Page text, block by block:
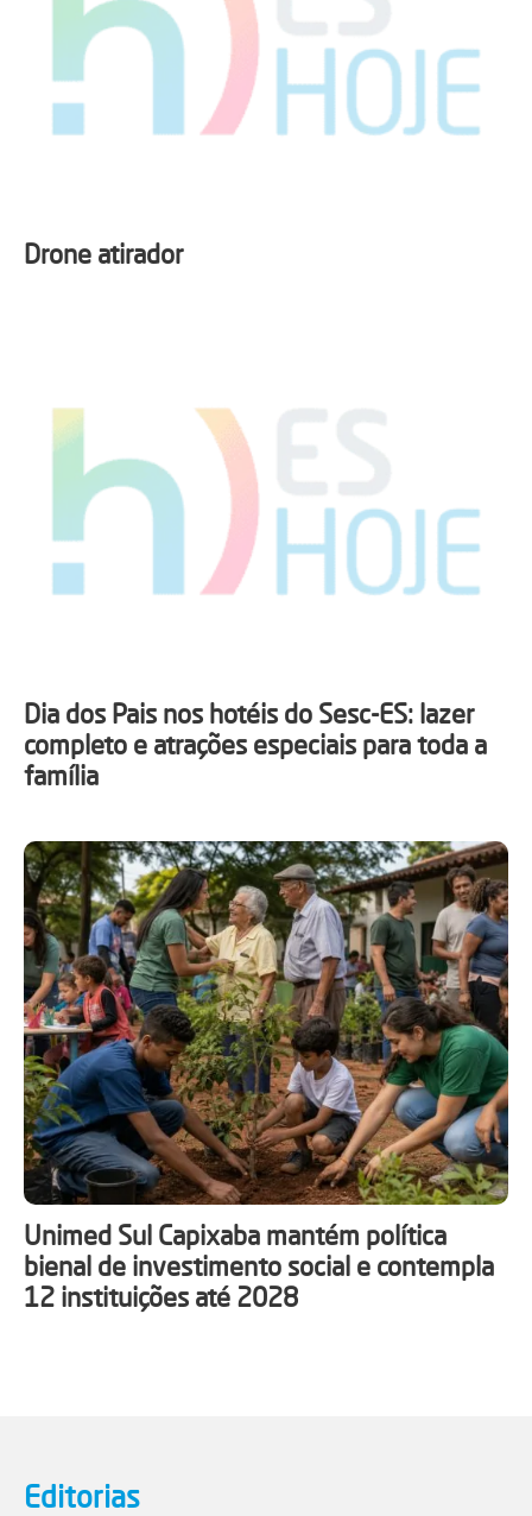
Drone atirador
Dia dos Pais nos hotéis do Sesc-ES: lazer
completo e atrações especiais para toda a
família
Unimed Sul Capixaba mantém política
bienal de investimento social e contempla
12 instituições até 2028
Editorias